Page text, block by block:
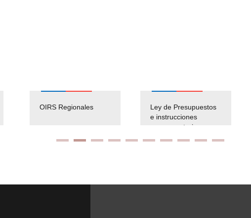
OIRS Regionales
Ley de Presupuestos
e instrucciones
presuspuetarias